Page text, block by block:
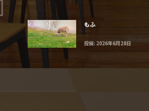
もふ
投稿: 2026年6月28日